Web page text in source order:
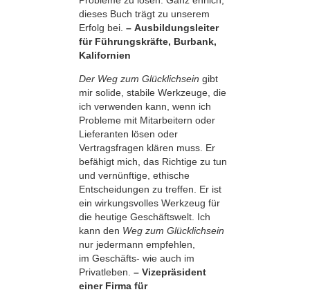
dieses Buch trägt zu unserem
Erfolg bei. – Ausbildungsleiter
für Führungskräfte, Burbank,
Kalifornien
Der Weg zum Glücklichsein gibt
mir solide, stabile Werkzeuge, die
ich verwenden kann, wenn ich
Probleme mit Mitarbeitern oder
Lieferanten lösen oder
Vertragsfragen klären muss. Er
befähigt mich, das Richtige zu tun
und vernünftige, ethische
Entscheidungen zu treffen. Er ist
ein wirkungsvolles Werkzeug für
die heutige Geschäftswelt. Ich
kann den Weg zum Glücklichsein
nur jedermann empfehlen,
im Geschäfts- wie auch im
Privatleben. – Vizepräsident
einer Firma für